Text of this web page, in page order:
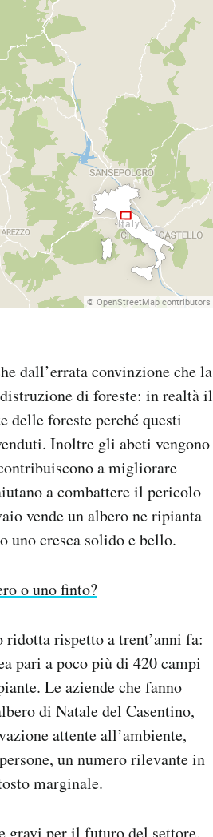
dall’errata convinzione che la
di foreste: in realtà il
delle foreste perché questi
Inoltre gli abeti vengono
a migliorare
a combattere il pericolo
vende un albero ne ripianta
uno cresca solido e bello.
o uno finto?
rispetto a trent’anni fa:
pari a poco più di 420 campi
Le aziende che fanno
di Natale del Casentino,
attente all’ambiente,
un numero rilevante in
marginale.